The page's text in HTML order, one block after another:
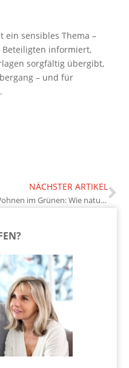
ein sensibles Thema –
informiert,
sorgfältig übergibt,
– und für
NÄCHSTER ARTIKEL
Wohnen im Grünen: Wie naturnahe Gestaltung den Alltag bereichert